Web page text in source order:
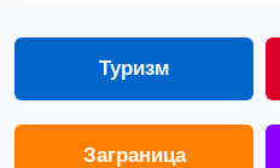
Туризм
Заграница